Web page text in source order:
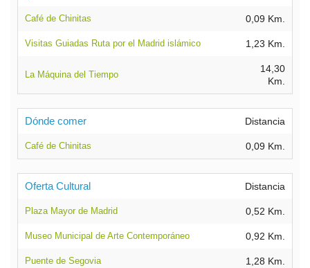
Café de Chinitas 0,09 Km.
Visitas Guiadas Ruta por el Madrid islámico 1,23 Km.
La Máquina del Tiempo
14,30
Km.
Dónde comer Distancia
Café de Chinitas 0,09 Km.
Oferta Cultural Distancia
Plaza Mayor de Madrid 0,52 Km.
Museo Municipal de Arte Contemporáneo 0,92 Km.
Puente de Segovia 1,28 Km.